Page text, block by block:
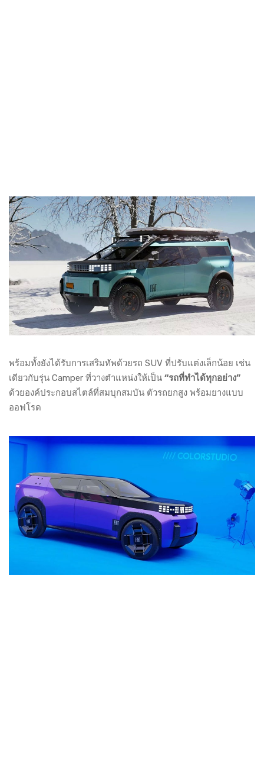
พร้อมทั้งยังได้รับการเสริมทัพด้วยรถ SUV ที่ปรับแต่งเล็กน้อย เช่น
เดียวกับรุ่น Camper ที่วางตำแหน่งให้เป็น “รถที่ทำได้ทุกอย่าง”
ด้วยองค์ประกอบสไตล์ที่สมบุกสมบัน ตัวรถยกสูง พร้อมยางแบบ
ออฟโรด